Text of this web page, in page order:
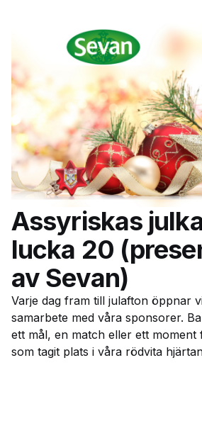
Assyriskas
lucka 20
av Sevan)
Varje dag fram till julafton öppnar
samarbete med våra sponsorer.
ett mål, en match eller ett
som tagit plats i våra rödvita